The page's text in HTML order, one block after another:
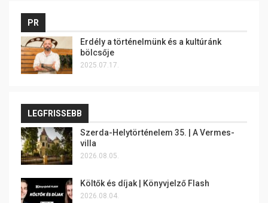
PR
Erdély a történelmünk és a kultúránk
bölcsője
2025.07.17.
LEGFRISSEBB
Szerda-Helytörténelem 35. | A Vermes-
villa
2026.08.05.
Költők és díjak | Könyvjelző Flash
2026.08.04.